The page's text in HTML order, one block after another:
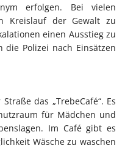
erfolgen. Bei vielen
Kreislauf der Gewalt zu
einen Ausstieg zu
Polizei nach Einsätzen
das „TrebeCafé“. Es
für Mädchen und
Im Café gibt es
Wäsche zu waschen